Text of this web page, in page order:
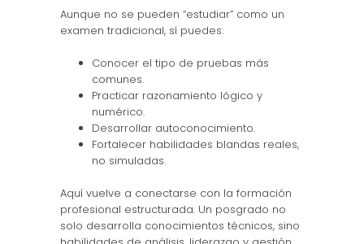
Aunque no se pueden “estudiar” como un
examen tradicional, sí puedes:
Conocer el tipo de pruebas más
comunes.
Practicar razonamiento lógico y
numérico.
Desarrollar autoconocimiento.
Fortalecer habilidades blandas reales,
no simuladas.
Aquí vuelve a conectarse con la formación
profesional estructurada. Un posgrado no
solo desarrolla conocimientos técnicos, sino